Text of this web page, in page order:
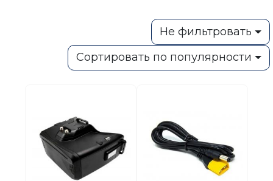
Не фильтровать
Сортировать по популярности